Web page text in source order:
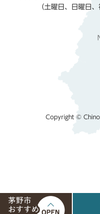
（土曜日、日曜日
Copyright © Chino